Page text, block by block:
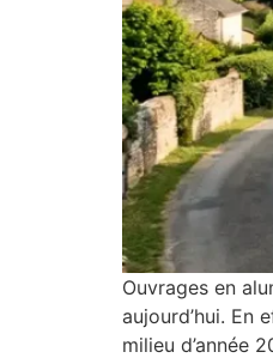
Ouvrages en
aujourd’hui. En
milieu d’année